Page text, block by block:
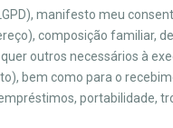
manifesto meu
composição familiar,
outros necessários à
bem como para o
portabilidade,